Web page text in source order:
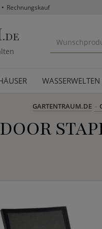
Rechnungskauf
.DE
WASSERWELTEN
GARTENTRAUM.DE